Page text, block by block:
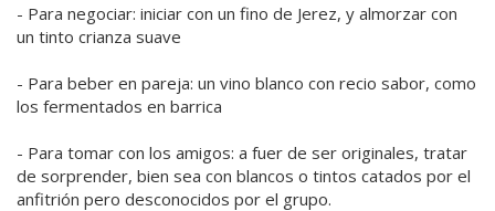
- Para negociar: iniciar con un fino de Jerez, y almorzar con
un tinto crianza suave
- Para beber en pareja: un vino blanco con recio sabor, como
los fermentados en barrica
- Para tomar con los amigos: a fuer de ser originales, tratar
de sorprender, bien sea con blancos o tintos catados por el
anfitrión pero desconocidos por el grupo.